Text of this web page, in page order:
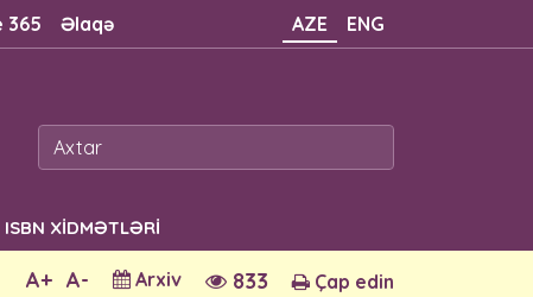
365 Əlaqə AZE ENG
ISBN XİDMƏTLƏRİ
Çap edin
833
Arxiv
A-
A+